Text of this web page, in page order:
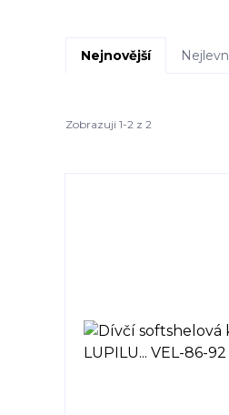
Nejnovější
Zobrazuji 1-2 z 2